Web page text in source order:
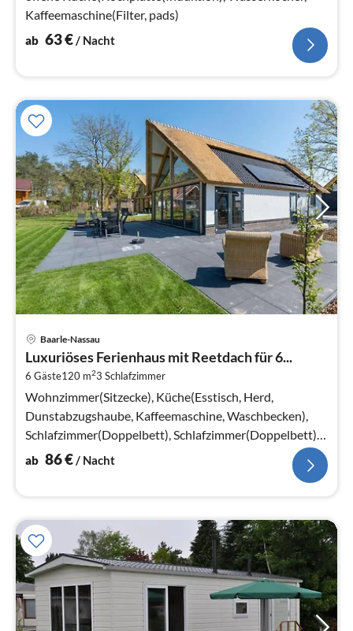
Kaffeemaschine(Filter, pads)
ab 63€/ Nacht
Baarle-Nassau
Luxuriöses Ferienhaus mit Reetdach für 6...
6 Gäste120 m23 Schlafzimmer
Wohnzimmer(Sitzecke), Küche(Esstisch, Herd,
Dunstabzugshaube, Kaffeemaschine, Waschbecken),
Schlafzimmer(Doppelbett), Schlafzimmer(Doppelbett),
Schlafzimmer(Doppelbett)
ab 86€/ Nacht